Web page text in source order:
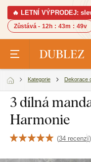
🔥 LETNÍ VÝPRODEJ:
Zůstává - 12h : 43m : 49v
Kategorie Dekorace
3 dílná
Harmonie
(34 recenzí)